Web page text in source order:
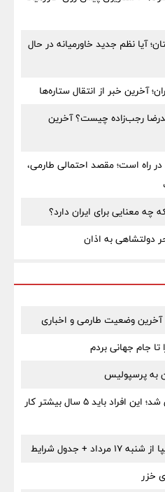
آیا نظم جدید خاورمیانه در حال
آخرین خبر از انتقال ستاره‌ها
رجب‌زاده چیست؟ آخرین
راه است؛ مقصد احتمالی طارمی،
معنایی برای ایران دارد؟
دولتشاهی به اذان
وضعیت طارمی و اخباری
جام جهانی بردم
به پرسپولیس
شرط جدید بازنشستگی اجرایی شد؛ این افراد باید ۵ سال بیشتر کار
خزر